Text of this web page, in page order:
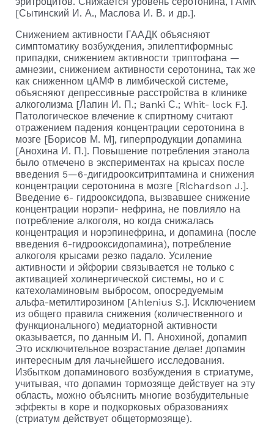
[Сытинский И. А., Маслова И. В. и др.].
Снижением активности ГААДК объясняют
симптомати­ку возбуждения, эпилептиформныс
припадки, снижением активности триптофана —
амнезии, снижением активности серотонина, так же
как сниженном цАМФ в лимбической системе,
объясняют депрессивные расстройства в клинике
алкоголизма [Лапин И. П.; Banki С.; Whit- lock F.].
Патологическое влечение к спиртному считают
отражением падения концентрации серотонина в
мозге [Борисов М. М], гиперпродукции допамина
[Анохина И. П.]. Повышение потребления этанола
было отмечено в экспериментах на крысах после
введения 5—6-дигидроокситриптамина и снижения
концентрации се­ротонина в мозге [Richardson J.].
Введение 6- гидрооксидопа, вызвавшее снижение
концентрации норэпи- нефрина, не повлияло на
потребление алкоголя, но когда снижалась
концентрация и норэпинефрина, и допамина (после
введения 6-гидрооксидопамина), потребление
алко­голя крысами резко падало. Усиление
активности и эйфо­рии связывается не только с
активацией холинергической системы, но и с
катехоламиновым выбросом, опосредуемым
альфа-метилтирозином [Ahlenius S.]. Исключе­нием
из общего правила снижения (количественного и
функционального) медиаторной активности
оказывается, по данным И. П. Анохиной, допамип
Это исключительное воз­растание делае! допамин
интересным для лачьнейшего исследования.
Избытком допаминового возбуждения в стриатуме,
учитывая, что допамин тормозяще действует на эту
область, можно объяснить многие возбудительные
эффекты в коре и подкорковых образованиях
(стриатум дей­ствует общетормозяще).